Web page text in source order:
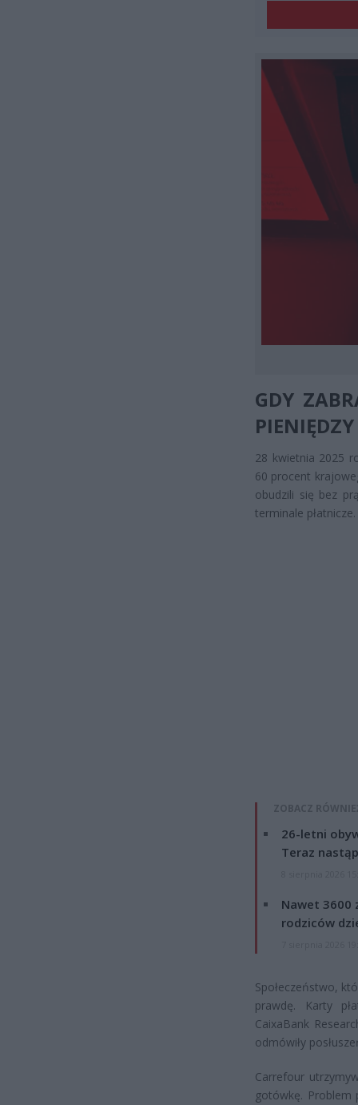
GDY
PIENIĘDZY
28 kwietnia 2025
60 procent
obudzili się bez
terminale płatnicze.
ZOBACZ
26-letni
Teraz
Nawet 3600
rodziców
Społeczeństwo,
prawdę. Karty
CaixaBank
odmówiły
Carrefour
gotówkę. Problem